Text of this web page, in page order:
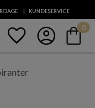
KUNDESERVICE
favorite account_circle shopping_bag
0